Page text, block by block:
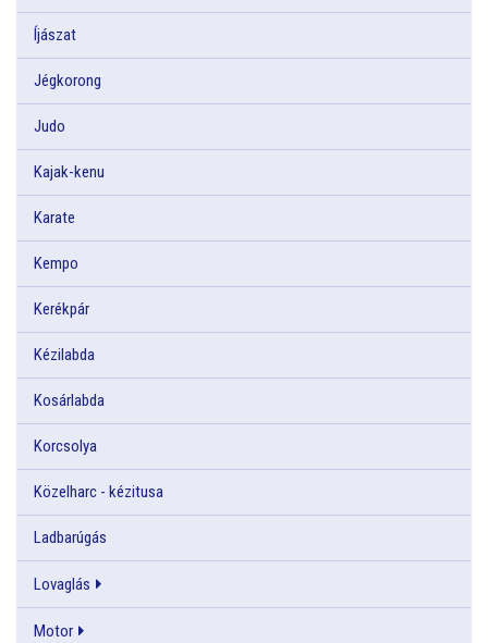
Íjászat
Jégkorong
Judo
Kajak-kenu
Karate
Kempo
Kerékpár
Kézilabda
Kosárlabda
Korcsolya
Közelharc - kézitusa
Ladbarúgás
Lovaglás
Motor